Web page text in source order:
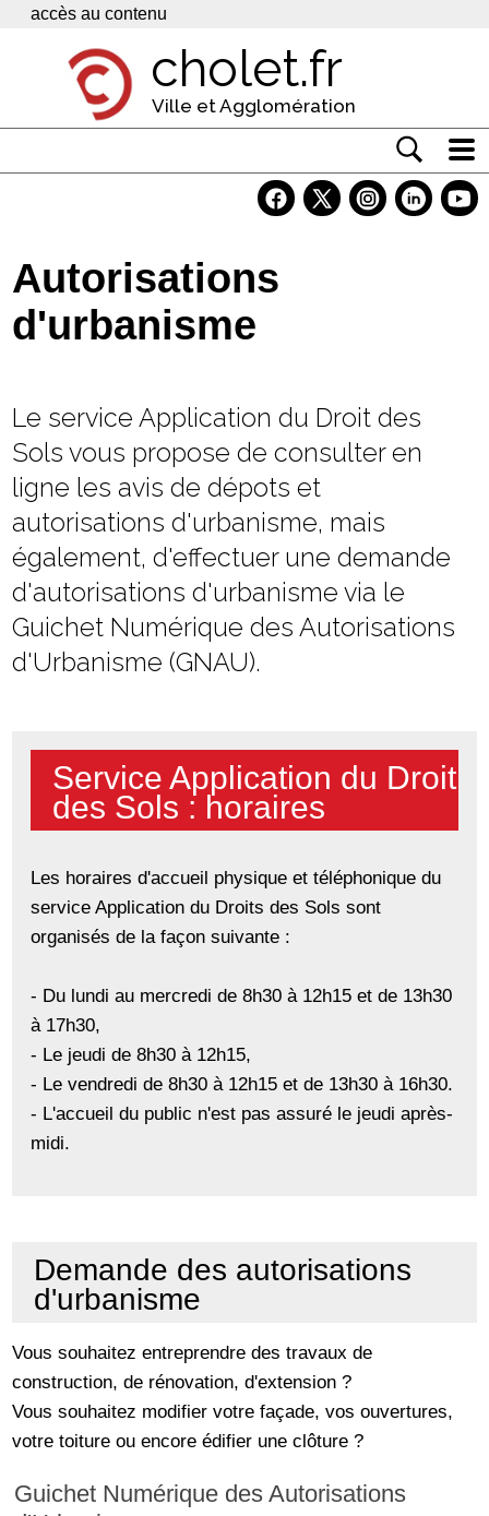
Panneau de gestion des cookies
accès au contenu
cholet.fr
Ville et Agglomération
Economie
Services
Autorisations
d'urbanisme
Le service Application du Droit des
Sols vous propose de consulter en
ligne les avis de dépots et
autorisations d'urbanisme, mais
également, d'effectuer une demande
d'autorisations d'urbanisme via le
Guichet Numérique des Autorisations
d'Urbanisme (GNAU).
Service Application du Droit
des Sols : horaires
Les horaires d'accueil physique et téléphonique du
service Application du Droits des Sols sont
organisés de la façon suivante :
- Du lundi au mercredi de 8h30 à 12h15 et de 13h30
à 17h30,
- Le jeudi de 8h30 à 12h15,
- Le vendredi de 8h30 à 12h15 et de 13h30 à 16h30.
- L'accueil du public n'est pas assuré le jeudi après-
midi.
Demande des autorisations
d'urbanisme
Vous souhaitez entreprendre des travaux de
construction, de rénovation, d'extension ?
Vous souhaitez modifier votre façade, vos ouvertures,
votre toiture ou encore édifier une clôture ?
Guichet Numérique des Autorisations